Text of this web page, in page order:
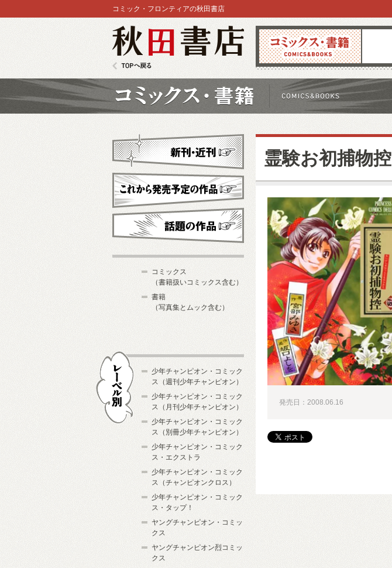
コミックス 雑誌
コミック・フロンティアの秋田書店
霊験お初捕物控
発売日：2008.06.16
新刊・近刊
これから発売予定
コミックス
（書籍扱いコミックス含む）
書籍
（写真集とムック含む）
少年チャンピオン・コミック
ス（週刊少年チャンピオン）
少年チャンピオン・コミック
ス（月刊少年チャンピオン）
少年チャンピオン・コミック
ス（別冊少年チャンピオン）
少年チャンピオン・コミック
ス・エクストラ
少年チャンピオン・コミック
ス（チャンピオンクロス）
少年チャンピオン・コミック
ス・タップ！
ヤングチャンピオン・コミッ
クス
ヤングチャンピオン烈コミッ
クス